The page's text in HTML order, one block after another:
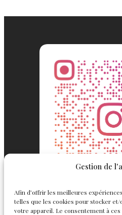
Gestion de
Afin d’offrir les meilleures
telles que les cookies pour stocker
votre appareil. Le consentement à